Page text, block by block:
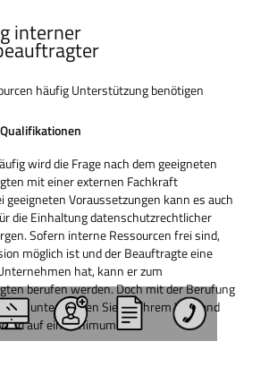
interner
häufig Unterstützung benötigen
wird die Frage nach dem geeigneten
mit einer externen Fachkraft
geeigneten Voraussetzungen kann es auch
die Einhaltung datenschutzrechtlicher
Sofern interne Ressourcen frei sind,
möglich ist und der Beauftragte eine
hat, kann er zum
berufen werden. Doch mit der Berufung
Wir unterstützen Sie auf Ihrem Weg und
auf ein Minimum.